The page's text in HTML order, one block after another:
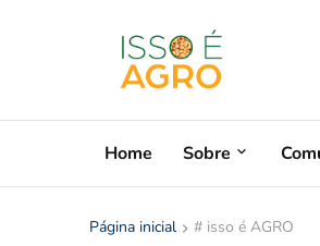
Home Sobre
Página inicial # isso é AGRO